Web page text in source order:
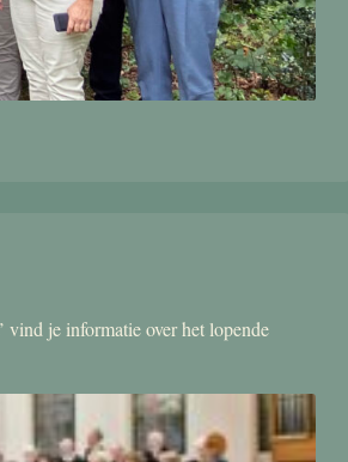
vind je informatie over het lopende